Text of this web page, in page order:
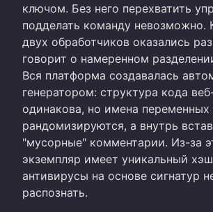
ключом. Без него перехватить
подделать команду невозможно.
двух обработчиков оказались
говорит о намеренном
Вся платформа создавалась
генератором: структура кода
одинакова, но имена
рандомизируются, а внутрь
"мусорные" комментарии. Из-за
экземпляр имеет уникальный
антивирусы на основе сигнатур
распознать.